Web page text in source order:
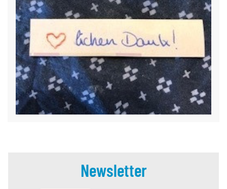
Newsletter